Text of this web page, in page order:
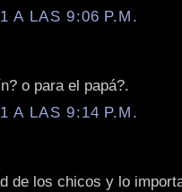
A LAS 9:06 P.M.
o para el papá?.
A LAS 9:14 P.M.
de los chicos y lo